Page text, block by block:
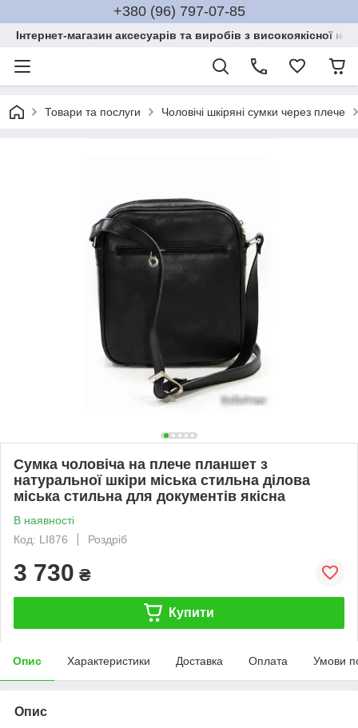
+380 (96) 797-07-85
Інтернет-магазин аксесуарів та виробів з високоякісної
Товари та послуги Чоловічі шкіряні сумки через плече
Сумка чоловіча на плече планшет з
натуральної шкіри міська стильна ділова
міська стильна для документів якісна
В наявності
Код: LI876
Роздріб
3 730 ₴
Купити
Опис Характеристики Доставка Оплата Умови
Опис